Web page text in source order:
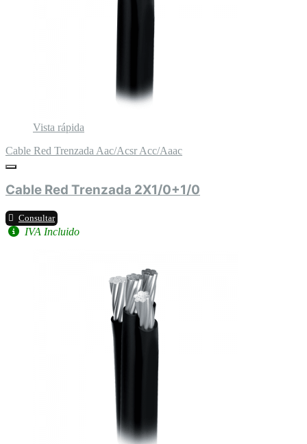
Vista rápida
Cable Red Trenzada Aac/Acsr Acc/Aaac
Cable Red Trenzada 2X1/0+1/0
Consultar
IVA Incluido